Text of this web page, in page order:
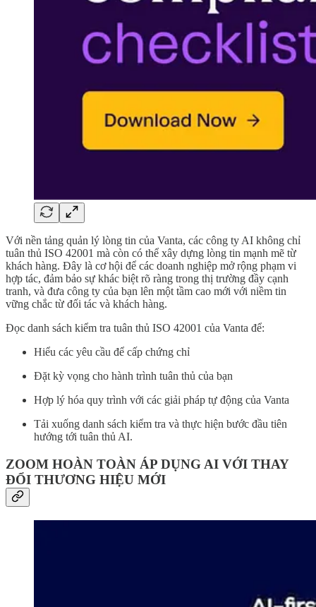
Với nền tảng quản lý lòng tin của Vanta, các công ty AI không chỉ
tuân thủ ISO 42001 mà còn có thể xây dựng lòng tin mạnh mẽ từ
khách hàng. Đây là cơ hội để các doanh nghiệp mở rộng phạm vi
hợp tác, đảm bảo sự khác biệt rõ ràng trong thị trường đầy cạnh
tranh, và đưa công ty của bạn lên một tầm cao mới với niềm tin
vững chắc từ đối tác và khách hàng.
Đọc danh sách kiểm tra tuân thủ ISO 42001 của Vanta để:
Hiểu các yêu cầu để cấp chứng chỉ
Đặt kỳ vọng cho hành trình tuân thủ của bạn
Hợp lý hóa quy trình với các giải pháp tự động của Vanta
Tải xuống danh sách kiểm tra và thực hiện bước đầu tiên
hướng tới tuân thủ AI.
ZOOM HOÀN TOÀN ÁP DỤNG AI VỚI THAY
ĐỔI THƯƠNG HIỆU MỚI